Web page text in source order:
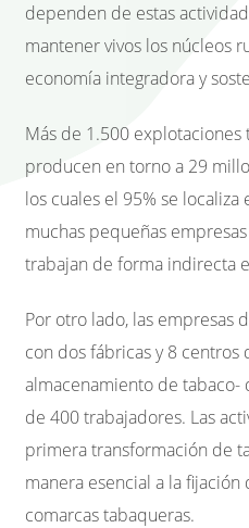
dependen de estas
mantener vivos los núcleos
economía integradora y
Más de 1.500 explotaciones
producen en torno a 29
los cuales el 95% se
muchas pequeñas
trabajan de forma indirecta
Por otro lado, las empresas
con dos fábricas y 8 centros
almacenamiento de
de 400 trabajadores. Las
primera transformación de
manera esencial a la
comarcas tabaqueras.